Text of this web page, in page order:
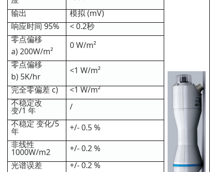
输出
模拟 (mV)
响应时间 95%
< 0.2秒
零点偏移
a) 200W/m²
0 W/m²
零点偏移
b) 5K/hr
<1 W/m²
完全零偏差 c)
<1 W/m²
不稳定改
变/1 年
/
不稳定 变化/5
年
+/- 0.5 %
非线性
1000W/m2
+/- 0.2 %
光谱误差
+/- 0.2 %